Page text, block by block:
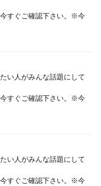
すぐご確認下さい。※今
い人がみんな話題にして
すぐご確認下さい。※今
い人がみんな話題にして
すぐご確認下さい。※今